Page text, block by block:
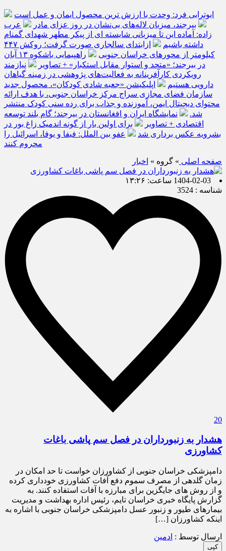
ابوترابی فرد: وحدت با ارزش ترین محصول ایمان و عمل است
بیرجند، میزبان لاله‌های بی‌نشان در روز عزای مادر
عرب
زاده: آماده این تا میزبانی شایسته ای از پیکر مطهر شهدای گمنام
داشته باشیم
ازابتدای سالجاری صورت گرفت؛ روکش ۴۴۷
کیلومتر از محورهای خراسان جنوبی
راهپیمایی باشکوه ۱۳ آبان
در بیرجند؛ «متحد و استوار مقابل استکبار» + تصاویر
نیازمند
رویکردی کارآفرینانه به فعالیت‌های پژوهشی در زمینه گیاهان
دارویی هستیم
اپلیکیشن «جعبه شادی کودکان»، محصول جدید
سازمان فضای مجازی سراج مرکز خراسان جنوبی، با هدف ارائه
محتوای دیجیتال ایمن، آموزنده و جذاب برای رده سنی کودک منتشر
شد.
نمایشگاه ایران و افغانستان در بیرجند؛ گام بلند توسعه
اقتصادی + تصاویر
برای اولین بار از گونه اندمیک زاغ بور در
بشرویه عکس برداری شد
عفو بین الملل: فیفا و یوفا، اسرائیل را
محروم کنند
صفحه اصلی » گروه » اخبار
1404-02-03 ساعت: ۱۳:۲۶
شناسه : 3524
20
هشدار به زنبورداران در فصل سم پاشی باغات
کشاورزی
دامپزشکی خراسان جنوبی از کشاورزان خواست تا حد امکان در
زمان گلدهی از مصرف سموم دفع آفات کشاورزی خودداری کرده
و از روش های جایگزین برای مبارزه با آفات استفاده کنند. به
گزارش پایگاه خبری خراسان تایم، رئیس اداره بهداشت و مدیریت
بیمار‌های طیور و زنبور عسل دامپزشکی خراسان جنوبی با اشاره به
اینکه کشاورزان […]
ارسال توسط : ادمین
کپی